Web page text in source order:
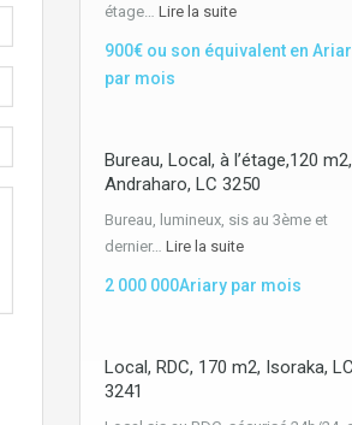
étage… Lire la suite
900€ ou son équivalent en
par mois
Bureau, Local, à l’étage,120 m2,
Andraharo, LC 3250
Bureau, lumineux, sis au 3ème et
dernier… Lire la suite
2 000 000Ariary par mois
Local, RDC, 170 m2, Isoraka, LC
3241